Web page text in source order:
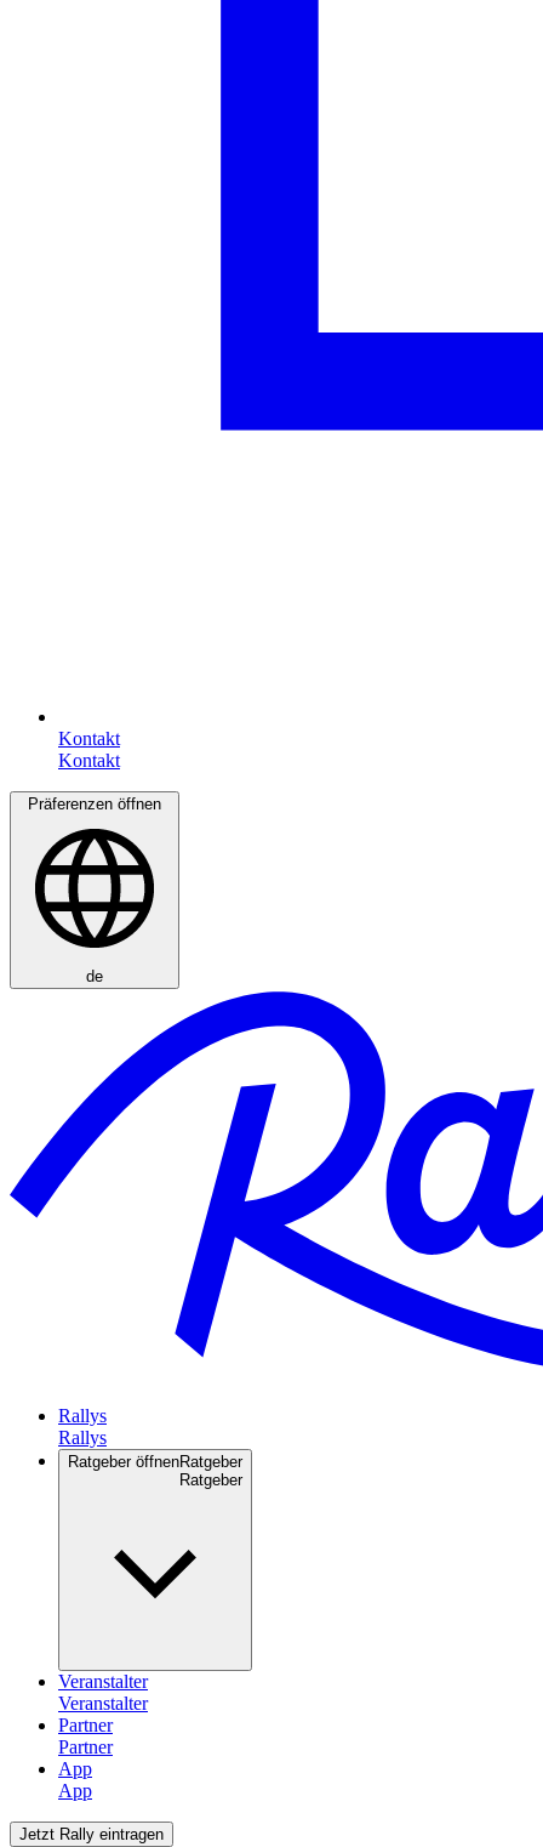
Kontakt
Präferenzen öffnen
de
Rallys
Ratgeber öffnenRatgeber
Veranstalter
Partner
App
Jetzt Rally eintragen